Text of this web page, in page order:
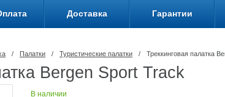
Доставка Гарантии
/ Палатки / Туристические палатки / Треккинговая палатка
Bergen Sport Track
В наличии